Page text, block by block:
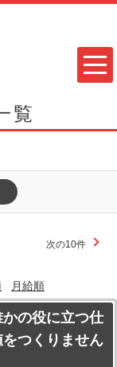
覧
次の10件
月給順
の役に立つ仕
つくりません